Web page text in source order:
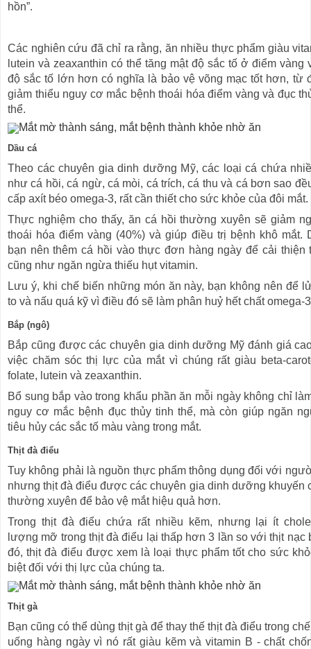
hồn”.
Các nghiên cứu đã chỉ ra rằng, ăn nhiều thực phẩm giàu
lutein và zeaxanthin có thể tăng mật độ sắc tố ở điểm vàng
độ sắc tố lớn hơn có nghĩa là bảo vệ võng mạc tốt hơn, từ
giảm thiểu nguy cơ mắc bệnh thoái hóa điểm vàng và đục
thể.
Dầu cá
Theo các chuyên gia dinh dưỡng Mỹ, các loại cá chứa
như cá hồi, cá ngừ, cá mòi, cá trích, cá thu và cá bơn sao
cấp axít béo omega-3, rất cần thiết cho sức khỏe của đôi mắt.
Thực nghiệm cho thấy, ăn cá hồi thường xuyên sẽ giảm
thoái hóa điểm vàng (40%) và giúp điều trị bệnh khô mắt.
bạn nên thêm cá hồi vào thực đơn hàng ngày để cải thiện
cũng như ngăn ngừa thiếu hụt vitamin.
Lưu ý, khi chế biến những món ăn này, bạn không nên để
to và nấu quá kỹ vì điều đó sẽ làm phân huỷ hết chất omega-
Bắp (ngô)
Bắp cũng được các chuyên gia dinh dưỡng Mỹ đánh giá
việc chăm sóc thị lực của mắt vì chúng rất giàu beta-
folate, lutein và zeaxanthin.
Bổ sung bắp vào trong khẩu phần ăn mỗi ngày không chỉ
nguy cơ mắc bệnh đục thủy tinh thể, mà còn giúp ngăn
tiêu hủy các sắc tố màu vàng trong mắt.
Thịt đà điểu
Tuy không phải là nguồn thực phẩm thông dụng đối với
nhưng thịt đà điểu được các chuyên gia dinh dưỡng khuyến
thường xuyên để bảo vệ mắt hiệu quả hơn.
Trong thịt đà điểu chứa rất nhiều kẽm, nhưng lại ít
lượng mỡ trong thịt đà điểu lại thấp hơn 3 lần so với thịt nạc
đó, thịt đà điểu được xem là loại thực phẩm tốt cho sức
biệt đối với thị lực của chúng ta.
Thịt gà
Bạn cũng có thể dùng thịt gà để thay thế thịt đà điểu trong
uống hàng ngày vì nó rất giàu kẽm và vitamin B - chất